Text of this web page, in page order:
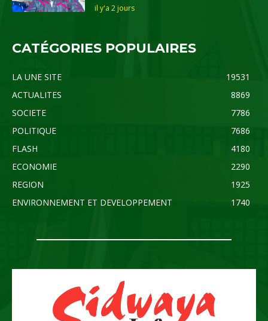
il y'a 2 jours
CATÉGORIES POPULAIRES
LA UNE SITE
19531
ACTUALITES
8869
SOCIETE
7786
POLITIQUE
7686
FLASH
4180
ECONOMIE
2290
REGION
1925
ENVIRONNEMENT ET DEVELOPPEMENT
1740